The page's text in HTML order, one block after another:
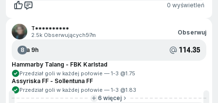
Powodzenia i zieloności! 🐢💚
0 wyświetleń
na początek
T**********
2.5k Obserwujących57m Obserwuj
8Za 9h 114.35
Hammarby Talang - FBK Karlstad
Przedział goli w każdej połowie — 1-3 @1.75
Assyriska FF - Sollentuna FF
Przedział goli w każdej połowie — 1-3 @1.83
6 więcej